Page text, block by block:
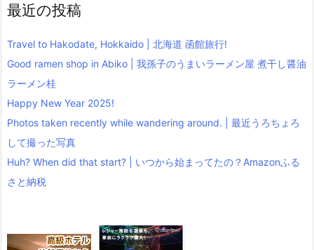
最近の投稿
Travel to Hakodate, Hokkaido | 北海道 函館旅行!
Good ramen shop in Abiko | 我孫子のうまいラーメン屋 煮干し醤油
ラーメン桂
Happy New Year 2025!
Photos taken recently while wandering around. | 最近うろちょろ
して撮った写真
Huh? When did that start? | いつから始まってたの？Amazonふる
さと納税